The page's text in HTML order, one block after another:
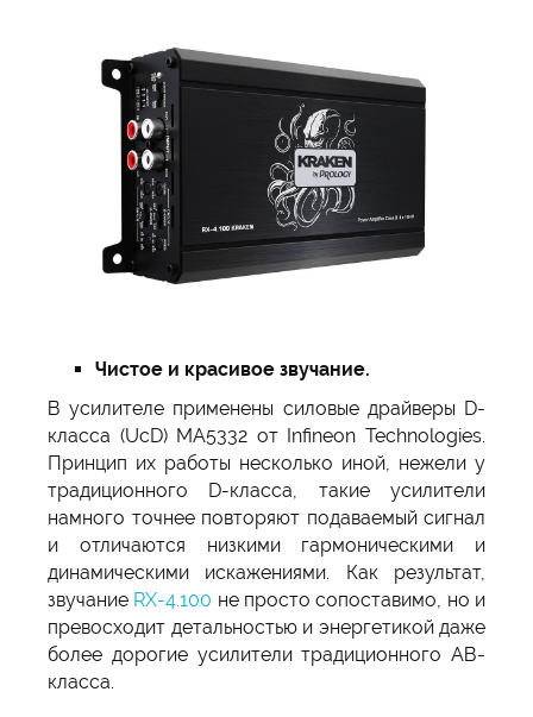
Чистое и красивое звучание.
В усилителе применены силовые драйверы D-
класса (UcD) MA5332 от Infineon Technologies.
Принцип их работы несколько иной, нежели у
традиционного D-класса, такие усилители
намного точнее повторяют подаваемый сигнал
и отличаются низкими гармоническими и
динамическими искажениями. Как результат,
звучание RX-4.100 не просто сопоставимо, но и
превосходит детальностью и энергетикой даже
более дорогие усилители традиционного АВ-
класса.